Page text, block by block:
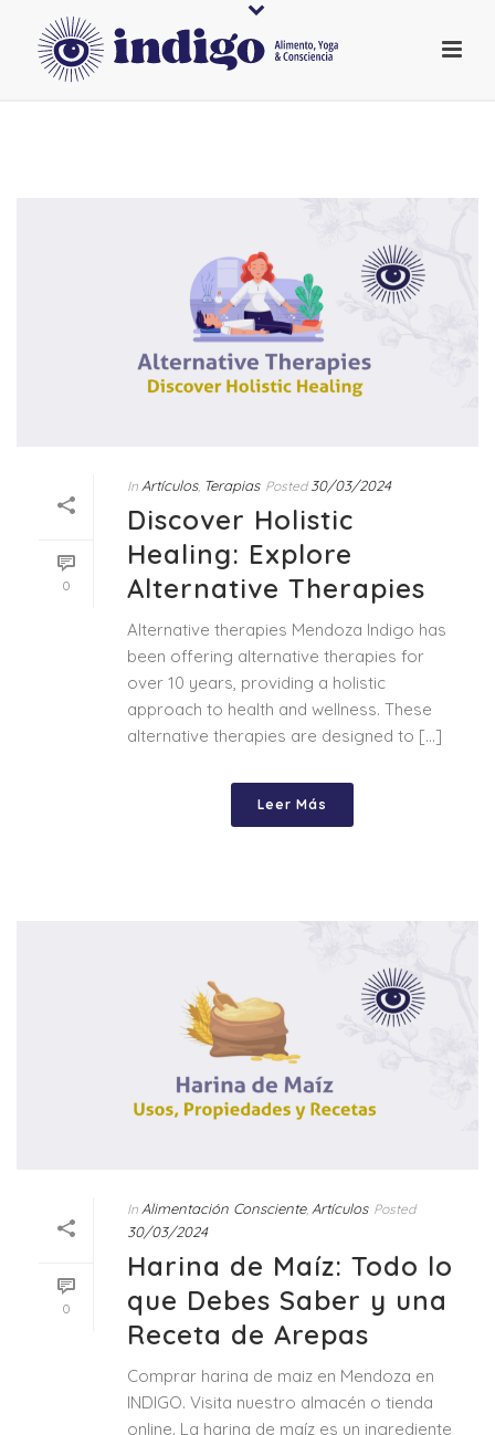
0
In Artículos, Terapias Posted 30/03/2024
Discover Holistic
Healing: Explore
Alternative Therapies
Alternative therapies Mendoza Indigo has
been offering alternative therapies for
over 10 years, providing a holistic
approach to health and wellness. These
alternative therapies are designed to [...]
Leer Más
0
In Alimentación Consciente, Artículos Posted
30/03/2024
Harina de Maíz: Todo lo
que Debes Saber y una
Receta de Arepas
Comprar harina de maiz en Mendoza en
INDIGO. Visita nuestro almacén o tienda
online. La harina de maíz es un ingrediente